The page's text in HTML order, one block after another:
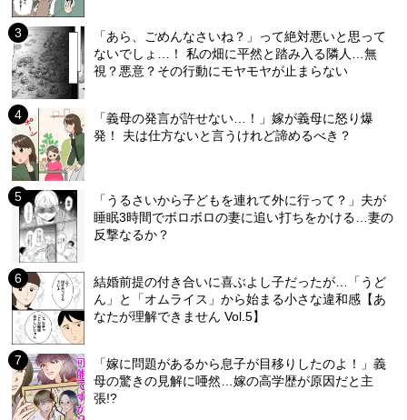
「あら、ごめんなさいね？」って絶対悪いと思って
ないでしょ…！ 私の畑に平然と踏み入る隣人…無
視？悪意？その行動にモヤモヤが止まらない
「義母の発言が許せない…！」嫁が義母に怒り爆
発！ 夫は仕方ないと言うけれど諦めるべき？
「うるさいから子どもを連れて外に行って？」夫が
睡眠3時間でボロボロの妻に追い打ちをかける…妻の
反撃なるか？
結婚前提の付き合いに喜ぶよし子だったが…「うど
ん」と「オムライス」から始まる小さな違和感【あ
なたが理解できません Vol.5】
「嫁に問題があるから息子が目移りしたのよ！」義
母の驚きの見解に唖然…嫁の高学歴が原因だと主
張!?